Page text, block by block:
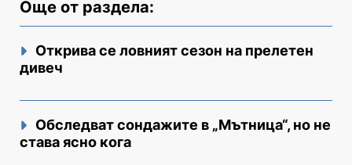
Още от раздела:
Открива се ловният сезон на прелетен
дивеч
Обследват сондажите в „Мътница“, но не
става ясно кога